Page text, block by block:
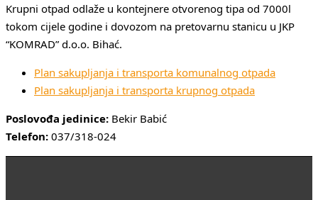
Krupni otpad odlaže u kontejnere otvorenog tipa od 7000l
tokom cijele godine i dovozom na pretovarnu stanicu u JKP
“KOMRAD” d.o.o. Bihać.
Plan sakupljanja i transporta komunalnog otpada
Plan sakupljanja i transporta krupnog otpada
Poslovođa jedinice: Bekir Babić
Telefon: 037/318-024